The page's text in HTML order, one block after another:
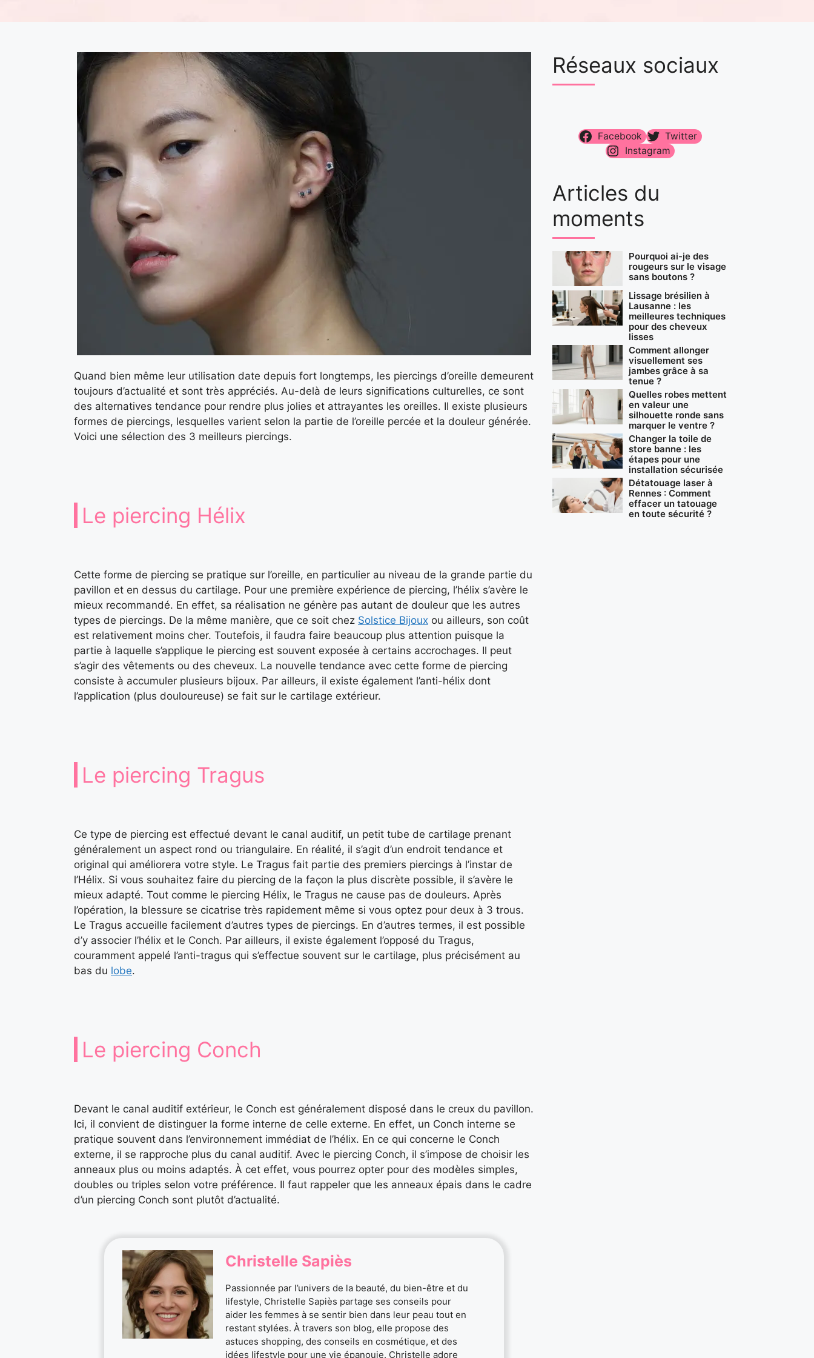
Quand bien même leur utilisation date depuis fort longtemps, les piercings d’oreille demeurent
toujours d’actualité et sont très appréciés. Au-delà de leurs significations culturelles, ce sont
des alternatives tendance pour rendre plus jolies et attrayantes les oreilles. Il existe plusieurs
formes de piercings, lesquelles varient selon la partie de l’oreille percée et la douleur générée.
Voici une sélection des 3 meilleurs piercings.
Le piercing Hélix
Cette forme de piercing se pratique sur l’oreille, en particulier au niveau de la grande partie du
pavillon et en dessus du cartilage. Pour une première expérience de piercing, l’hélix s’avère le
mieux recommandé. En effet, sa réalisation ne génère pas autant de douleur que les autres
types de piercings. De la même manière, que ce soit chez Solstice Bijoux ou ailleurs, son coût
est relativement moins cher. Toutefois, il faudra faire beaucoup plus attention puisque la
partie à laquelle s’applique le piercing est souvent exposée à certains accrochages. Il peut
s’agir des vêtements ou des cheveux. La nouvelle tendance avec cette forme de piercing
consiste à accumuler plusieurs bijoux. Par ailleurs, il existe également l’anti-hélix dont
l’application (plus douloureuse) se fait sur le cartilage extérieur.
Le piercing Tragus
Ce type de piercing est effectué devant le canal auditif, un petit tube de cartilage prenant
généralement un aspect rond ou triangulaire. En réalité, il s’agit d’un endroit tendance et
original qui améliorera votre style. Le Tragus fait partie des premiers piercings à l’instar de
l’Hélix. Si vous souhaitez faire du piercing de la façon la plus discrète possible, il s’avère le
mieux adapté. Tout comme le piercing Hélix, le Tragus ne cause pas de douleurs. Après
l’opération, la blessure se cicatrise très rapidement même si vous optez pour deux à 3 trous.
Le Tragus accueille facilement d’autres types de piercings. En d’autres termes, il est possible
d’y associer l’hélix et le Conch. Par ailleurs, il existe également l’opposé du Tragus,
couramment appelé l’anti-tragus qui s’effectue souvent sur le cartilage, plus précisément au
bas du lobe.
Le piercing Conch
Devant le canal auditif extérieur, le Conch est généralement disposé dans le creux du pavillon.
Ici, il convient de distinguer la forme interne de celle externe. En effet, un Conch interne se
pratique souvent dans l’environnement immédiat de l’hélix. En ce qui concerne le Conch
externe, il se rapproche plus du canal auditif. Avec le piercing Conch, il s’impose de choisir les
anneaux plus ou moins adaptés. À cet effet, vous pourrez opter pour des modèles simples,
doubles ou triples selon votre préférence. Il faut rappeler que les anneaux épais dans le cadre
d’un piercing Conch sont plutôt d’actualité.
Christelle Sapiès
Passionnée par l’univers de la beauté, du bien-être et du
lifestyle, Christelle Sapiès partage ses conseils pour
aider les femmes à se sentir bien dans leur peau tout en
restant stylées. À travers son blog, elle propose des
astuces shopping, des conseils en cosmétique, et des
idées lifestyle pour une vie épanouie. Christelle adore
Réseaux sociaux
Facebook
Twitter
Instagram
Articles du
moments
Pourquoi ai-je des
rougeurs sur le visage
sans boutons ?
Lissage brésilien à
Lausanne : les
meilleures techniques
pour des cheveux
lisses
Comment allonger
visuellement ses
jambes grâce à sa
tenue ?
Quelles robes mettent
en valeur une
silhouette ronde sans
marquer le ventre ?
Changer la toile de
store banne : les
étapes pour une
installation sécurisée
Détatouage laser à
Rennes : Comment
effacer un tatouage
en toute sécurité ?